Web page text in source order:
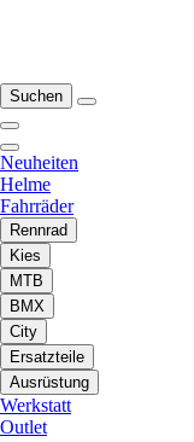
Suchen
Neuheiten
Helme
Fahrräder
Rennrad
Kies
MTB
BMX
City
Ersatzteile
Ausrüstung
Werkstatt
Outlet